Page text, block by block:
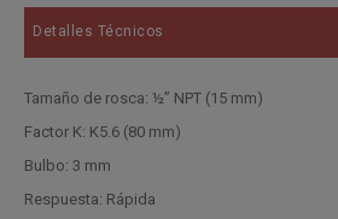
Detalles Técnicos
Tamaño de rosca: ½” NPT (15 mm)
Factor K: K5.6 (80 mm)
Bulbo: 3 mm
Respuesta: Rápida